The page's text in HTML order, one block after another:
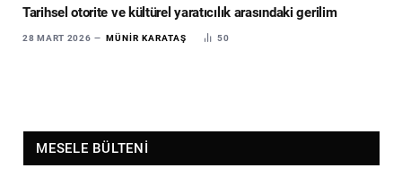
Tarihsel otorite ve kültürel yaratıcılık arasındaki gerilim
28 MART 2026 MÜNIR KARATAŞ 50
MESELE BÜLTENI